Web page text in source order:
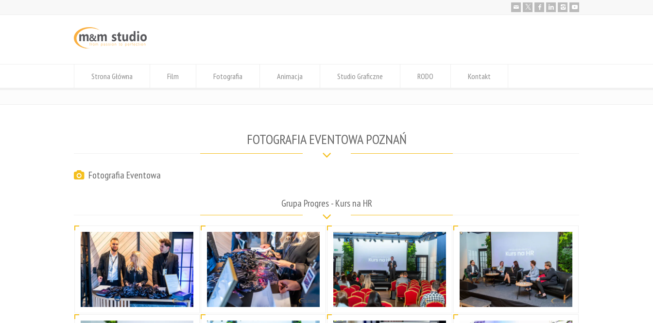
Strona Główna Film Fotografia Animacja Studio Graficzne RODO Kontakt
FOTOGRAFIA EVENTOWA POZNAŃ
Fotografia Eventowa
Grupa Progres - Kurs na HR